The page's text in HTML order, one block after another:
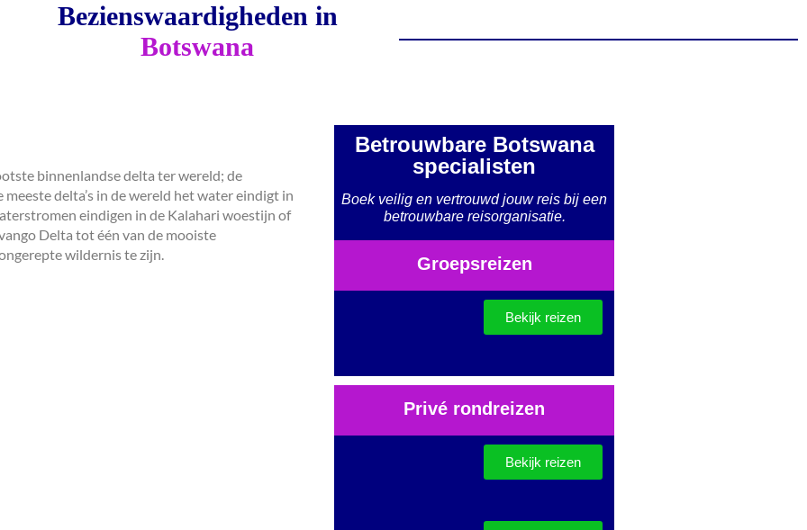
Bezienswaardigheden in
Botswana
binnenlandse delta ter wereld; de
delta’s in de wereld het water eindigt in
eindigen in de Kalahari woestijn of
Delta tot één van de mooiste
wildernis te zijn.
Betrouwbare Botswana
specialisten
Boek veilig en vertrouwd jouw reis bij een
betrouwbare reisorganisatie.
Groepsreizen
Bekijk reizen
Privé rondreizen
Bekijk reizen